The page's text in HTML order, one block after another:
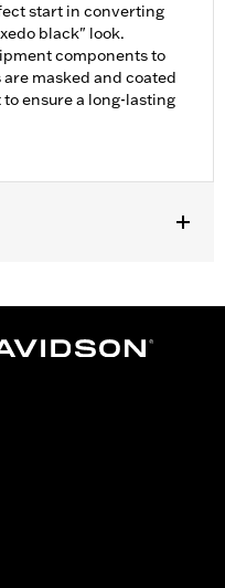
start in converting
black" look.
components to
masked and coated
ensure a long-lasting
dealer for information.